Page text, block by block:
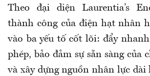
Theo đại diện Laurentia’s
thành công của điện hạt nhân
vào ba yếu tố cốt lõi: đẩy
phép, bảo đảm sự sẵn sàng của
và xây dựng nguồn nhân lực dài